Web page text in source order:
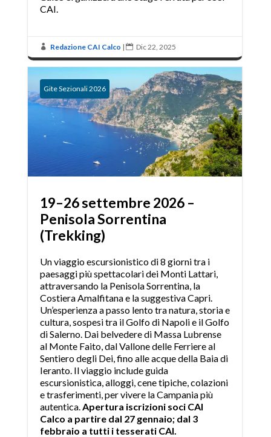
CAI.
 Redazione CAI Calco |  Dic 22, 2025
Gite Sezionali 2026
19–26 settembre 2026 –
Penisola Sorrentina
(Trekking)
Un viaggio escursionistico di 8 giorni tra i
paesaggi più spettacolari dei Monti Lattari,
attraversando la Penisola Sorrentina, la
Costiera Amalfitana e la suggestiva Capri.
Un’esperienza a passo lento tra natura, storia e
cultura, sospesi tra il Golfo di Napoli e il Golfo
di Salerno. Dai belvedere di Massa Lubrense
al Monte Faito, dal Vallone delle Ferriere al
Sentiero degli Dei, fino alle acque della Baia di
Ieranto. Il viaggio include guida
escursionistica, alloggi, cene tipiche, colazioni
e trasferimenti, per vivere la Campania più
autentica.Apertura iscrizioni soci CAI
Calco a partire dal 27 gennaio; dal 3
febbraio a tutti i tesserati CAI.